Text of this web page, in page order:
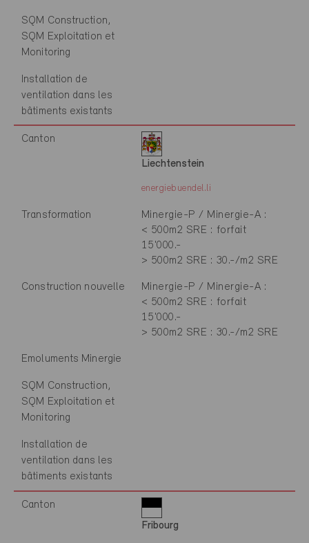
SQM Construction,
SQM Exploitation et
Monitoring
Installation de
ventilation dans les
bâtiments existants
Canton
Liechtenstein
energiebuendel.li
Transformation
Minergie-P / Minergie-A :
< 500m2 SRE : forfait
15'000.-
> 500m2 SRE : 30.-/m2 SRE
Construction nouvelle
Minergie-P / Minergie-A :
< 500m2 SRE : forfait
15'000.-
> 500m2 SRE : 30.-/m2 SRE
Emoluments Minergie
SQM Construction,
SQM Exploitation et
Monitoring
Installation de
ventilation dans les
bâtiments existants
Canton
Fribourg